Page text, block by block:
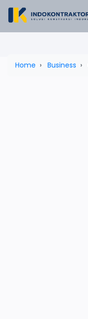
Home Business